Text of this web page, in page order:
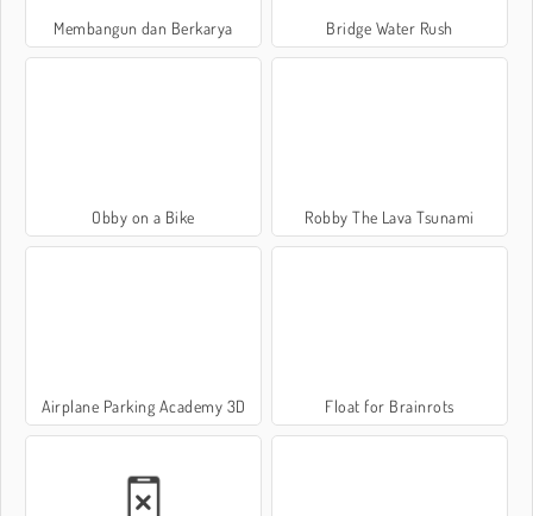
Membangun dan Berkarya Bridge Water Rush
Obby on a Bike Robby The Lava Tsunami
Airplane Parking Academy 3D Float for Brainrots